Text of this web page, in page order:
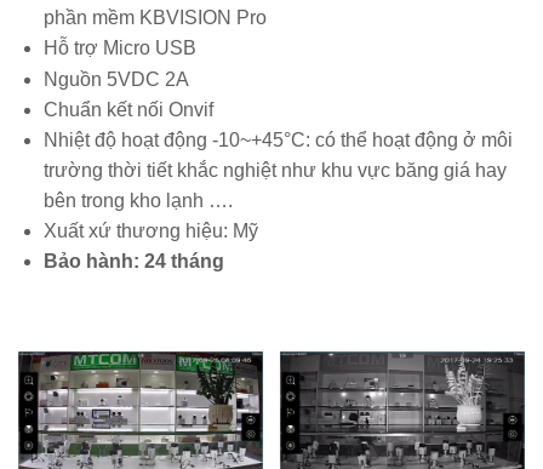
phần mềm KBVISION Pro
Hỗ trợ Micro USB
Nguồn 5VDC 2A
Chuẩn kết nối Onvif
Nhiệt độ hoạt động -10~+45°C: có thể hoạt động ở môi
trường thời tiết khắc nghiệt như khu vực băng giá hay
bên trong kho lạnh ….
Xuất xứ thương hiệu: Mỹ
Bảo hành: 24 tháng